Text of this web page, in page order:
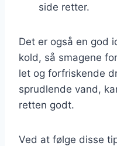
side retter.
Det er også en god
kold, så smagene
let og forfriskende
sprudlende vand,
retten godt.
Ved at følge disse